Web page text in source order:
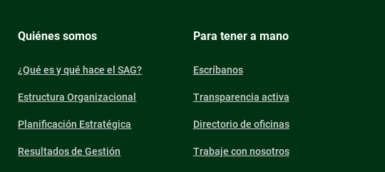
Quiénes somos
¿Qué es y qué hace el SAG?
Estructura Organizacional
Planificación Estratégica
Resultados de Gestión
Para tener a mano
Escríbanos
Transparencia activa
Directorio de oficinas
Trabaje con nosotros